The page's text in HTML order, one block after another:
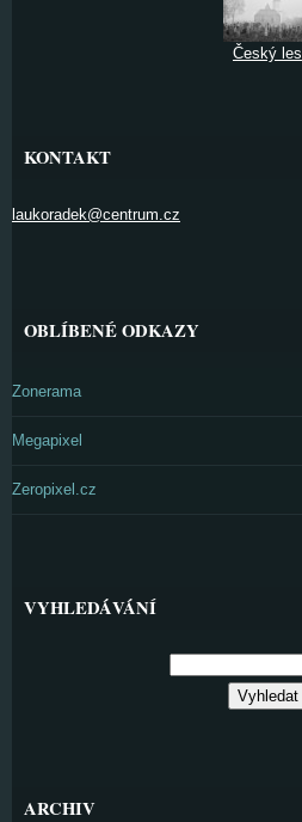
Český les
KONTAKT
laukoradek@centrum.cz
OBLÍBENÉ ODKAZY
Zonerama
Megapixel
Zeropixel.cz
VYHLEDÁVÁNÍ
ARCHIV